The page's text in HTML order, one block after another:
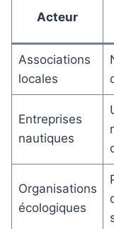
Acteur
Associations
locales
Entreprises
nautiques
Organisations
écologiques